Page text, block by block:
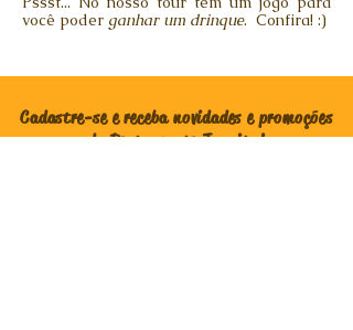
você poder ganhar um drinque. Confira! :)
Cadastre-se e receba novidades e promoções
do Restaurante Juanita!